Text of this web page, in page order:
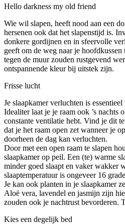
Hello darkness my old friend
Wie wil slapen, heeft nood aan een
hersenen ook dat het slapenstijd is.
donkere gordijnen en in sfeervolle
geeft om de weg naar je
tegen de muur zouden rustgevend
ontspannende kleur bij uitstek zijn.
Frisse lucht
Je slaapkamer verluchten is
Idealiter laat je je raam ook ’s nachts
constante ventilatie hebt. Vind je dit
dat je het raam open zet wanneer je
doorheen de dag kan verluchten.
Door met een open raam te slapen
slaapkamer op peil. Een (te) warme
minder goed slaapt en vaker wakker
slaaptemperatuur is ongeveer 16
Je kan ook planten in je slaapkamer
Aloë vera, lavendel en jasmijn zijn
zouden ook je nachtrust bevorderen.
Kies een degelijk bed